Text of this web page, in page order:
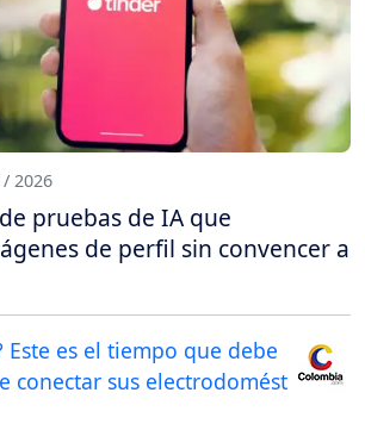
/ 2026
pruebas de IA que
de perfil sin convencer a